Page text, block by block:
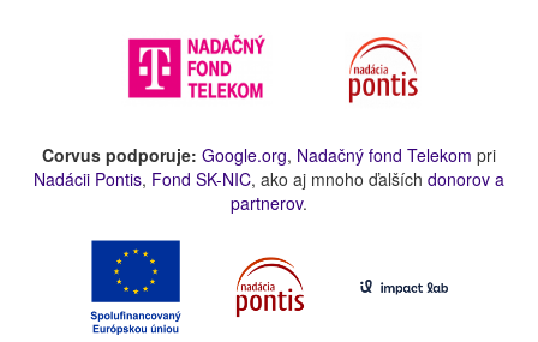
Corvus podporuje: Google.org, Nadačný fond Telekom pri
Nadácii Pontis, Fond SK-NIC, ako aj mnoho ďalších donorov a
partnerov.